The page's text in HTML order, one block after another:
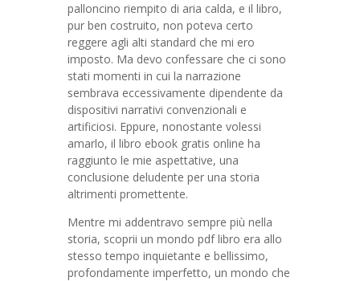
palloncino riempito di aria calda, e il libro,
pur ben costruito, non poteva certo
reggere agli alti standard che mi ero
imposto. Ma devo confessare che ci sono
stati momenti in cui la narrazione
sembrava eccessivamente dipendente da
dispositivi narrativi convenzionali e
artificiosi. Eppure, nonostante volessi
amarlo, il libro ebook gratis online ha
raggiunto le mie aspettative, una
conclusione deludente per una storia
altrimenti promettente.
Mentre mi addentravo sempre più nella
storia, scoprii un mondo pdf libro era allo
stesso tempo inquietante e bellissimo,
profondamente imperfetto, un mondo che